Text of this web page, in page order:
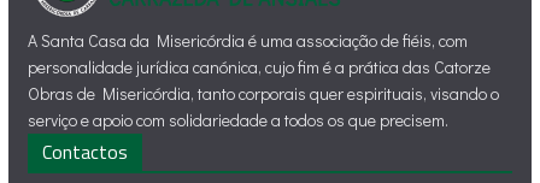
A Santa Casa da Misericórdia é uma associação de fiéis, com
personalidade jurídica canónica, cujo fim é a prática das Catorze
Obras de Misericórdia, tanto corporais quer espirituais, visando o
serviço e apoio com solidariedade a todos os que precisem.
Contactos